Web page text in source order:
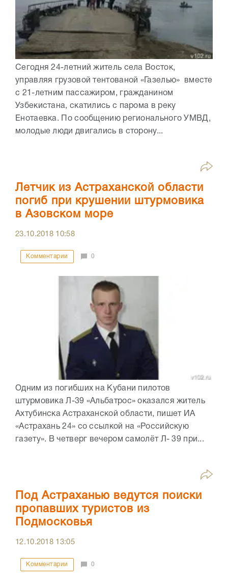
Сегодня 24-летний житель села Восток,
управляя грузовой тентованой «Газелью» вместе
с 21-летним пассажиром, гражданином
Узбекистана, скатились с парома в реку
Енотаевка. По сообщению регионального УМВД,
молодые люди двигались в сторону...
Летчик из Астраханской области
погиб при крушении штурмовика
в Азовском море
23.10.2018 10:58
Комментарии 0
Одним из погибших на Кубани пилотов
штурмовика Л-39 «Альбатрос» оказался житель
Ахтубинска Астраханской области, пишет ИА
«Астрахань 24» со ссылкой на «Российскую
газету». В четверг вечером самолёт Л- 39 при...
Под Астраханью ведутся поиски
пропавших туристов из
Подмосковья
12.10.2018 13:05
Комментарии 0